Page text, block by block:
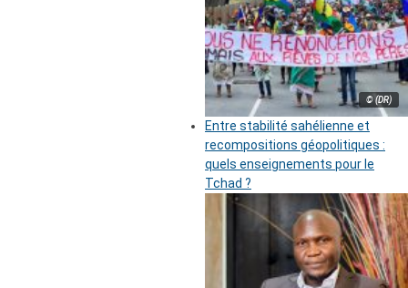
© (DR)
Entre stabilité sahélienne et
recompositions géopolitiques :
quels enseignements pour le
Tchad ?